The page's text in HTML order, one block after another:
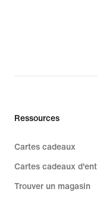
Ressources
Cartes cadeaux
Cartes cadeaux
Trouver un magasin